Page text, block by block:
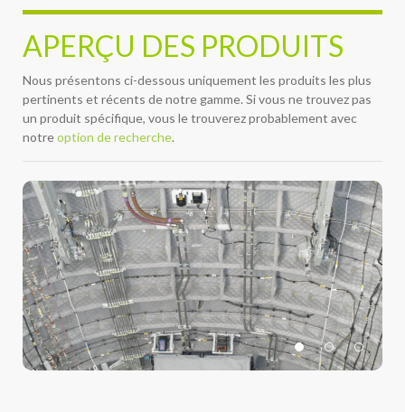
APERÇU DES PRODUITS
Nous présentons ci-dessous uniquement les produits les plus
pertinents et récents de notre gamme. Si vous ne trouvez pas
un produit spécifique, vous le trouverez probablement avec
notreoption de recherche.